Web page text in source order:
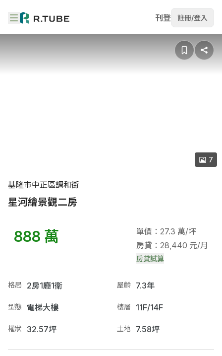
刊登 註冊/登入
基隆市中正區調和街
星河繪景觀二房
7
888 萬
單價：27.3 萬/坪
房貸：28,440 元/月
房貸試算
格局 2房1廳1衛 屋齡 7.3年
型態 電梯大樓 樓層 11F/14F
權狀 32.57坪 土地 7.58坪